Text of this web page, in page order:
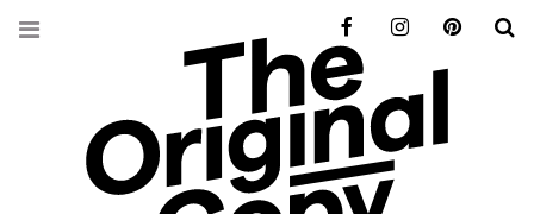
FacebookInstagramPinterest